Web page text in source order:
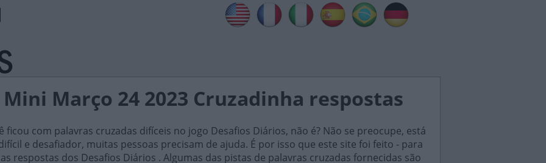
Março 24 2023 Cruzadinha respostas
ficou com palavras cruzadas difíceis no jogo Desafios Diários, não é? Não se preocupe, está
e desafiador, muitas pessoas precisam de ajuda. É por isso que este site foi feito - para
respostas dos Desafios Diários . Algumas das pistas de palavras cruzadas fornecidas são